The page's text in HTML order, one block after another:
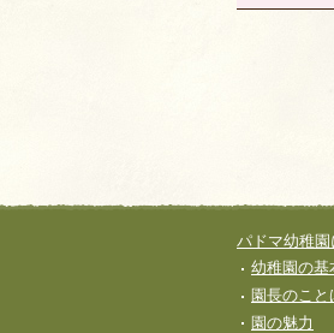
フッターコンテンツサイト全体
パドマ幼稚園
幼稚園の基
園長のこ
園の魅力